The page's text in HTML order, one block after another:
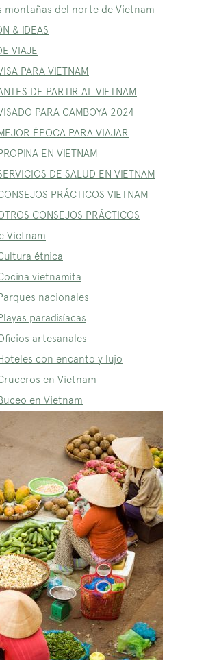
montañas del norte de Vietnam
& IDEAS
VIAJE
PARA VIETNAM
DE PARTIR AL VIETNAM
PARA CAMBOYA 2024
ÉPOCA PARA VIAJAR
EN VIETNAM
DE SALUD EN VIETNAM
PRÁCTICOS VIETNAM
CONSEJOS PRÁCTICOS
Vietnam
étnica
vietnamita
nacionales
paradisíacas
artesanales
con encanto y lujo
en Vietnam
en Vietnam